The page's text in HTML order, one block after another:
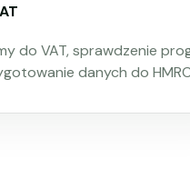
do VAT, sprawdzenie
danych do